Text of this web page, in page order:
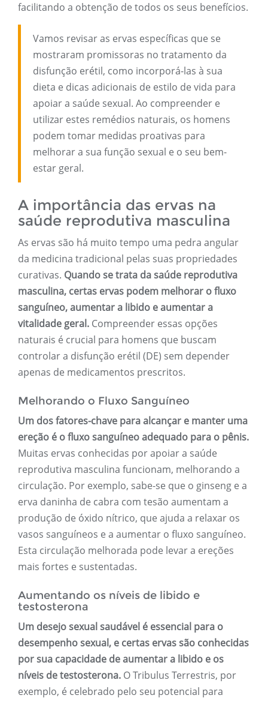
facilitando a obtenção de todos os seus benefícios.
Vamos revisar as ervas específicas que se
mostraram promissoras no tratamento da
disfunção erétil, como incorporá-las à sua
dieta e dicas adicionais de estilo de vida para
apoiar a saúde sexual. Ao compreender e
utilizar estes remédios naturais, os homens
podem tomar medidas proativas para
melhorar a sua função sexual e o seu bem-
estar geral.
A importância das ervas na
saúde reprodutiva masculina
As ervas são há muito tempo uma pedra angular
da medicina tradicional pelas suas propriedades
curativas. Quando se trata da saúde reprodutiva
masculina, certas ervas podem melhorar o fluxo
sanguíneo, aumentar a libido e aumentar a
vitalidade geral. Compreender essas opções
naturais é crucial para homens que buscam
controlar a disfunção erétil (DE) sem depender
apenas de medicamentos prescritos.
Melhorando o Fluxo Sanguíneo
Um dos fatores-chave para alcançar e manter uma
ereção é o fluxo sanguíneo adequado para o pênis.
Muitas ervas conhecidas por apoiar a saúde
reprodutiva masculina funcionam, melhorando a
circulação. Por exemplo, sabe-se que o ginseng e a
erva daninha de cabra com tesão aumentam a
produção de óxido nítrico, que ajuda a relaxar os
vasos sanguíneos e a aumentar o fluxo sanguíneo.
Esta circulação melhorada pode levar a ereções
mais fortes e sustentadas.
Aumentando os níveis de libido e
testosterona
Um desejo sexual saudável é essencial para o
desempenho sexual, e certas ervas são conhecidas
por sua capacidade de aumentar a libido e os
níveis de testosterona. O Tribulus Terrestris, por
exemplo, é celebrado pelo seu potencial para